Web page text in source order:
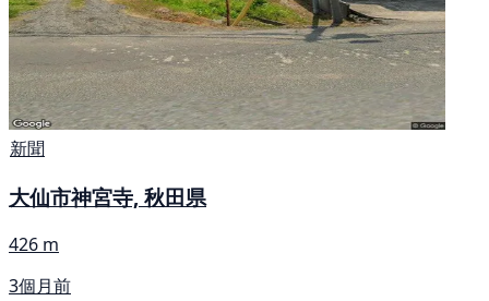
新聞
大仙市神宮寺, 秋田県
426 m
3個月前